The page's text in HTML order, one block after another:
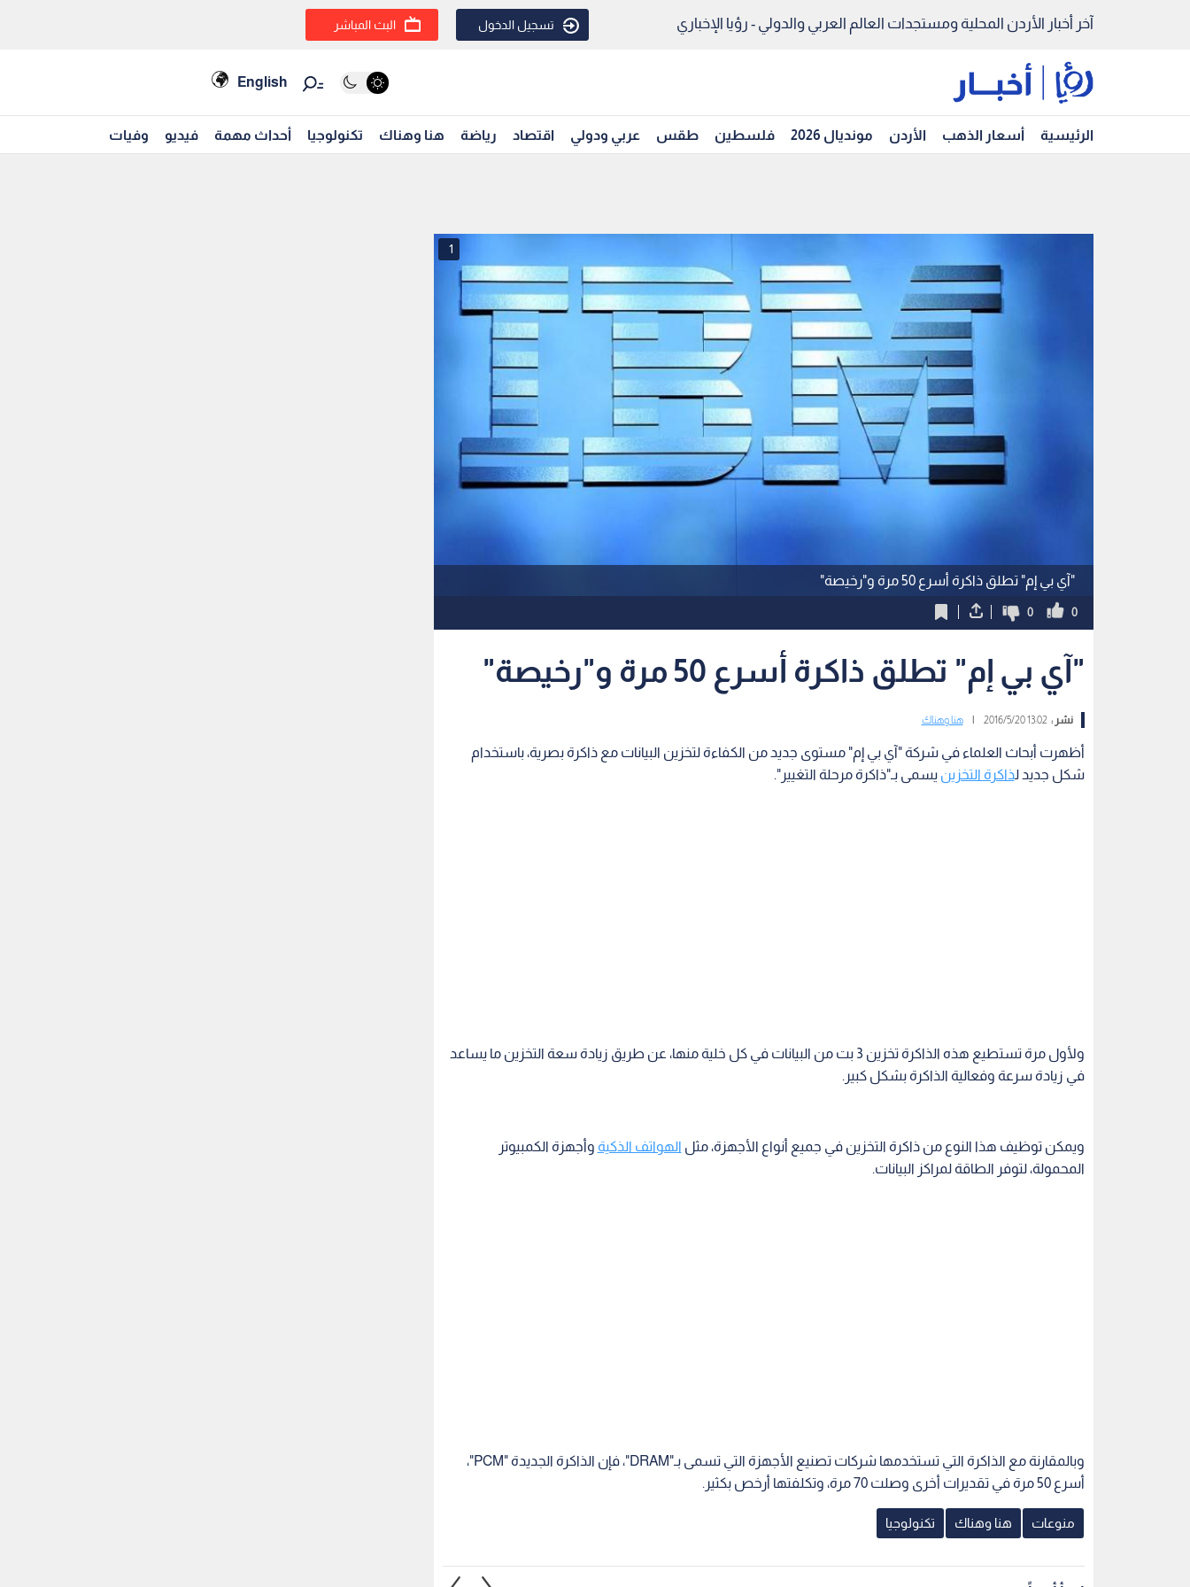
آخر أخبار الأردن المحلية ومستجدات العالم العربي والدولي - رؤيا الإخباري تسجيل الدخول البث المباشر
English
الرئيسية أسعار الذهب الأردن مونديال 2026 فلسطين طقس عربي ودولي اقتصاد رياضة هنا وهناك تكنولوجيا أحداث مهمة فيديو وفيات
"آي بي إم" تطلق ذاكرة أسرع 50 مرة و"رخيصة"
1
0
0
"آي بي إم" تطلق ذاكرة أسرع 50 مرة و"رخيصة"
نشر :13:02 2016/5/20 هنا وهناك
أظهرت أبحاث العلماء في شركة "آي بي إم" مستوى جديد من الكفاءة لتخزين البيانات مع ذاكرة بصرية، باستخدام
شكل جديد لذاكرة التخزين يسمى بـ"ذاكرة مرحلة التغيير".
ولأول مرة تستطيع هذه الذاكرة تخزين 3 بت من البيانات في كل خلية منها، عن طريق زيادة سعة التخزين ما يساعد
في زيادة سرعة وفعالية الذاكرة بشكل كبير.
ويمكن توظيف هذا النوع من ذاكرة التخزين في جميع أنواع الأجهزة، مثل الهواتف الذكية وأجهزة الكمبيوتر
المحمولة، لتوفر الطاقة لمراكز البيانات.
وبالمقارنة مع الذاكرة التي تستخدمها شركات تصنيع الأجهزة التي تسمى بـ"DRAM"، فإن الذاكرة الجديدة "PCM"،
أسرع 50 مرة في تقديرات أخرى وصلت 70 مرة، وتكلفتها أرخص بكثير.
منوعات هنا وهناك تكنولوجيا